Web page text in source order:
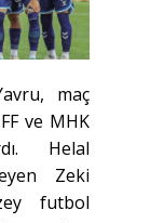
maç
ve MHK
Helal
Zeki
futbol